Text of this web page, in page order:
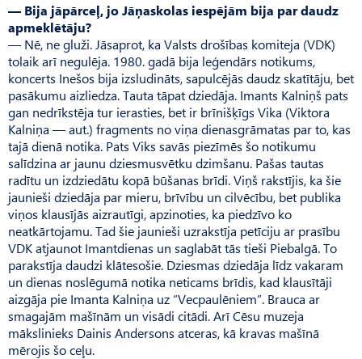
— Bija jāpārceļ, jo Jā­ņa­skolas iespējām bija par daudz
apmeklētāju?
— Nē, ne gluži. Jāsaprot, ka Valsts drošības komiteja (VDK)
tolaik arī negulēja. 1980. gadā bija leģendārs notikums,
koncerts Inešos bija izsludināts, sapulcējās daudz skatītāju, bet
pasākumu aizliedza. Tauta tāpat dziedāja. Imants Kalniņš pats
gan nedrīkstēja tur ierasties, bet ir brīnišķīgs Vika (Viktora
Kalniņa — aut.) fragments no viņa dienasgrāmatas par to, kas
tajā dienā notika. Pats Viks savās piezīmēs šo notikumu
salīdzina ar jaunu dziesmusvētku dzimšanu. Pašas tautas
radītu un izdziedātu kopā būšanas brīdi. Viņš rakstījis, ka šie
jaunieši dziedāja par mieru, brīvību un cilvēcību, bet publika
viņos klau­sī­jās aizrautīgi, apzinoties, ka piedzīvo ko
neatkārtojamu. Tad šie jaunieši uzrakstīja petīciju ar prasību
VDK atjaunot Imantdienas un saglabāt tās tieši Piebalgā. To
parakstīja daudzi klātesošie. Dziesmas dziedāja līdz vakaram
un dienas noslēgumā notika neticams brīdis, kad klausītāji
aizgāja pie Imanta Kalniņa uz “Vecpaulēniem”. Brauca ar
smagajām mašīnām un visādi citādi. Arī Cēsu muzeja
mākslinieks Dainis Ander­sons atceras, kā kravas mašīnā
mērojis šo ceļu.